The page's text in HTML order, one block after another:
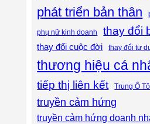
phát triển bản thân
phụ nữ kinh doanh thay đổi
thay đổi cuộc đời thay đổi tư
thương hiệu cá
tiếp thị liên kết Trung Ô Tô
truyền cảm hứng
truyền cảm hứng doanh